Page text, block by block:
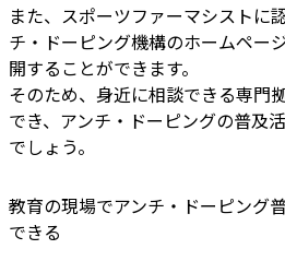
また、スポーツファーマシストに
チ・ドーピング機構のホームペー
開することができます。
そのため、身近に相談できる専門
でき、アンチ・ドーピングの普及
でしょう。
教育の現場でアンチ・ドーピング
できる